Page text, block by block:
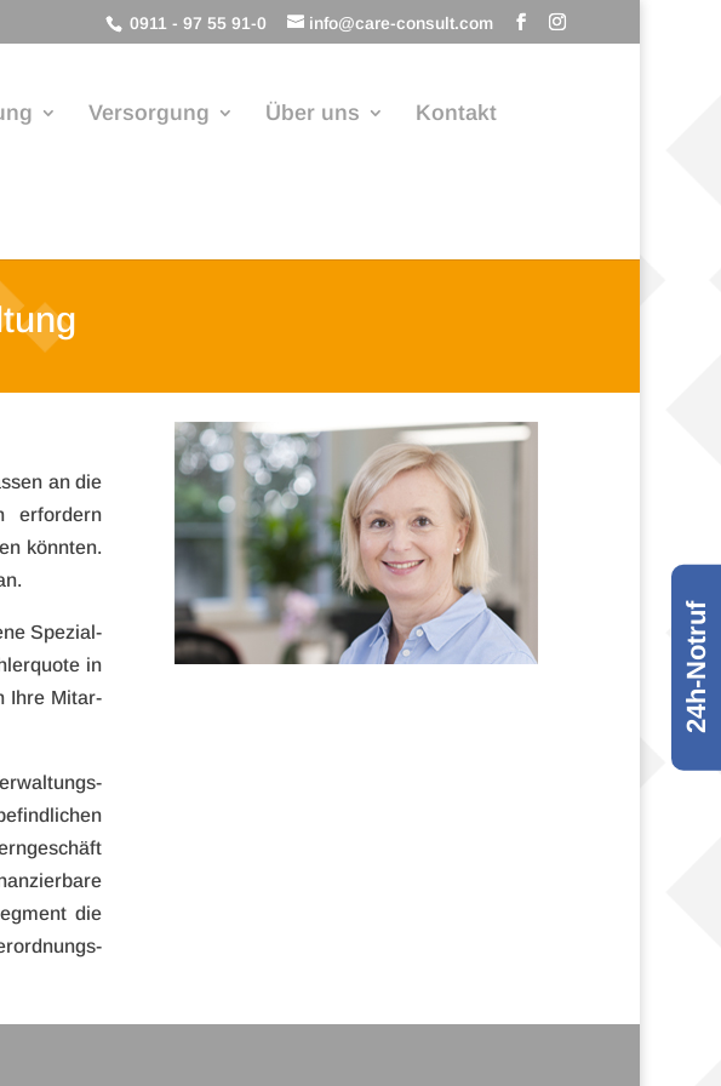
0911 - 97 55 91-0 info@care-consult.com
Versorgung Über uns Kontakt
an die
erfor­dern
könn­ten.
Spe­zi­al­
in
Ihre Mit­ar­
die
24h-Notruf